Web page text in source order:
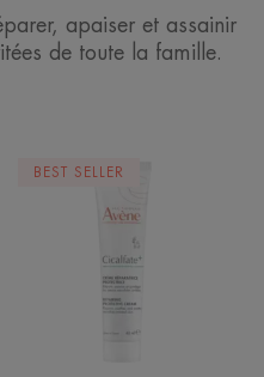
apaiser et assainir
de toute la famille.
protectrice
BEST SELLER